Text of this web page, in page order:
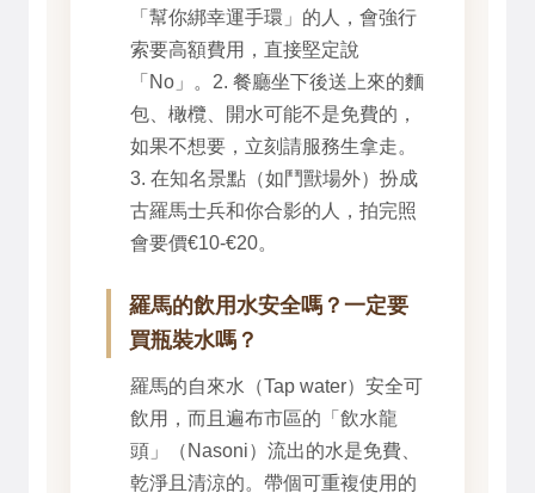
「幫你綁幸運手環」的人，會強行
索要高額費用，直接堅定說
「No」。2. 餐廳坐下後送上來的麵
包、橄欖、開水可能不是免費的，
如果不想要，立刻請服務生拿走。
3. 在知名景點（如鬥獸場外）扮成
古羅馬士兵和你合影的人，拍完照
會要價€10-€20。
羅馬的飲用水安全嗎？一定要
買瓶裝水嗎？
羅馬的自來水（Tap water）安全可
飲用，而且遍布市區的「飲水龍
頭」（Nasoni）流出的水是免費、
乾淨且清涼的。帶個可重複使用的